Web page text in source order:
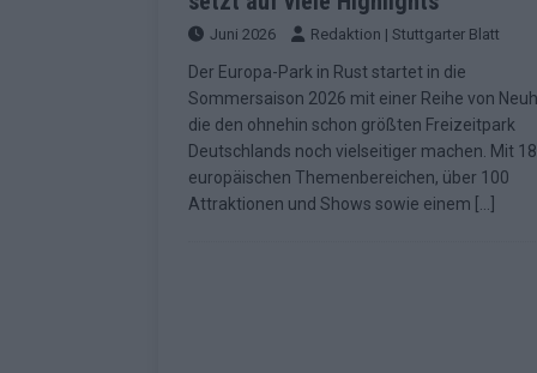
überrascht negativ EXTRA
[ Juni 2026 ] Neue Themenwelt,
Highlights EXTRA
[ Mai 2026 ] DARA gewinnt verdient,
Fazit zum ESC 2026 KOMMENTAR
Juni 2026 Redaktion | Stuttgarter Blatt
Der Europa-Park in Rust startet in die
Sommersaison 2026 mit einer Reihe von
die den ohnehin schon größten Freizeitpark
Deutschlands noch vielseitiger machen. Mit 18
europäischen Themenbereichen, über 100
Attraktionen und Shows sowie einem